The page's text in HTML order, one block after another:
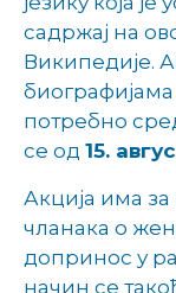
садржај на
Википедије.
потребно
се од 15.
Акција има
чланака о
допринос у
начин се